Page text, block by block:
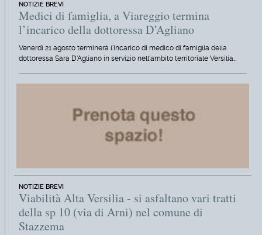
NOTIZIE BREVI
Medici di famiglia, a Viareggio termina
l’incarico della dottoressa D’Agliano
Venerdì 21 agosto terminerà l'incarico di medico di famiglia della
dottoressa Sara D'Agliano in servizio nell'ambito territoriale Versilia…
NOTIZIE BREVI
Viabilità Alta Versilia - si asfaltano vari tratti
della sp 10 (via di Arni) nel comune di
Stazzema